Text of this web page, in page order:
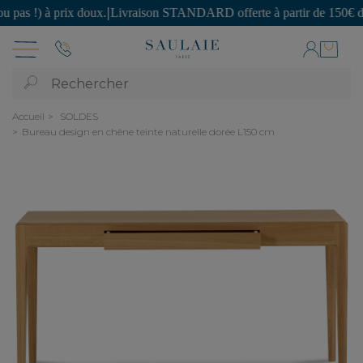
!) à prix doux.|Livraison STANDARD offerte à partir de 150€
Rechercher
Accueil
SOLDES
Bureau design en chêne teinte naturelle dorée L150 cm